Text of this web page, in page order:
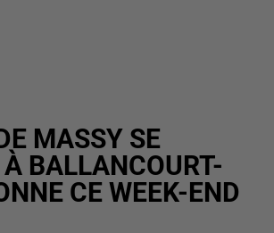
MASSY SE
BALLANCOURT-
CE WEEK-END